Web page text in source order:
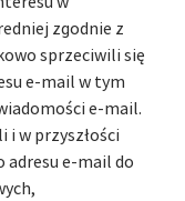
zgodnie z
sprzeciwili się
e-mail w tym
e-mail.
i w przyszłości
adresu e-mail do